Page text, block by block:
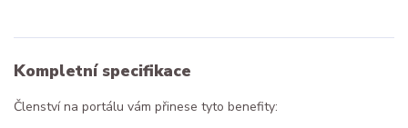
Kompletní specifikace
Členství na portálu vám přinese tyto benefity: